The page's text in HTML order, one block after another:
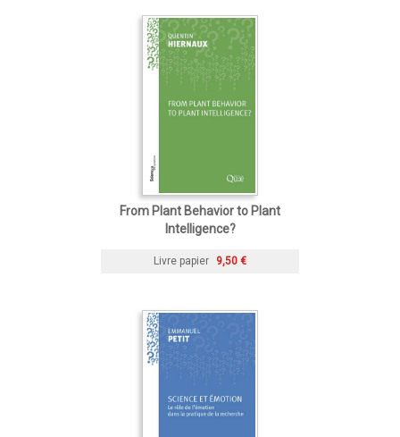
From Plant Behavior to Plant
Intelligence?
Livre papier 9,50 €